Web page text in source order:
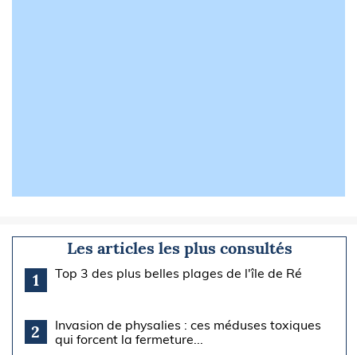
Les articles les plus consultés
1
Top 3 des plus belles plages de l'île de Ré
2
Invasion de physalies : ces méduses toxiques
qui forcent la fermeture...